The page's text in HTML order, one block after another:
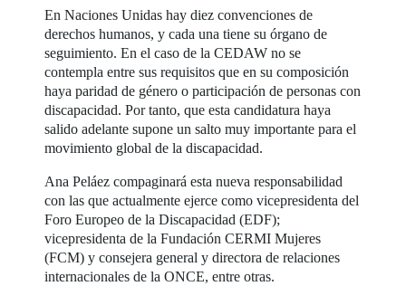
En Naciones Unidas hay diez convenciones de
derechos humanos, y cada una tiene su órgano de
seguimiento. En el caso de la CEDAW no se
contempla entre sus requisitos que en su composición
haya paridad de género o participación de personas con
discapacidad. Por tanto, que esta candidatura haya
salido adelante supone un salto muy importante para el
movimiento global de la discapacidad.
Ana Peláez compaginará esta nueva responsabilidad
con las que actualmente ejerce como vicepresidenta del
Foro Europeo de la Discapacidad (EDF);
vicepresidenta de la Fundación CERMI Mujeres
(FCM) y consejera general y directora de relaciones
internacionales de la ONCE, entre otras.